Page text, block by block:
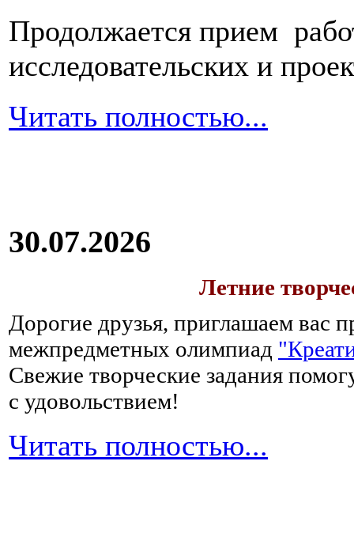
Продолжается прием
исследовательских и
Читать полностью...
30.07.2026
Летние
Дорогие друзья, приглашаем вас
межпредметных олимпиад
Свежие творческие задания
с удовольствием!
Читать полностью...